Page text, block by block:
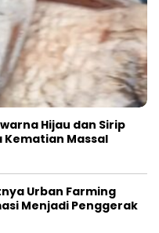
Hijau dan Sirip
Kematian Massal
Urban Farming
Menjadi Penggerak